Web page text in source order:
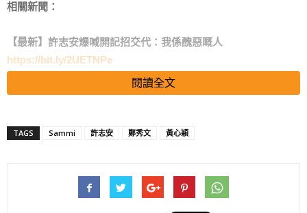
相關新聞：
【最新】許志安爆喊開記招交代：我係醜惡嘅人
https://bit.ly/2UETNPe
搜尋 Travel
【黃心穎疑出軌】黃心穎爸爸同馬國明媽媽最新回應
【雙雙出軌？驚爆黃心穎許志安的士偷情…】
https://bit.ly/2UjDKkP
閱讀全文
TAGS Sammi 許志安 鄭秀文 黃心穎